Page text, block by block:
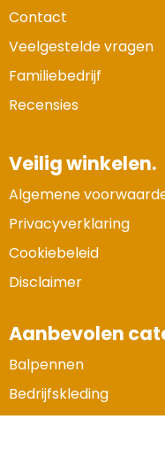
Contact
Veelgestelde vragen
Familiebedrijf
Recensies
Veilig winkelen.
Algemene
Privacyverklaring
Cookiebeleid
Disclaimer
Aanbevolen
Balpennen
Bedrijfskleding